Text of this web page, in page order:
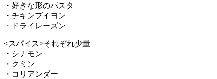
・好きな形のパスタ
・チキンブイヨン
・ドライレーズン
<スパイス>それぞれ少量
・シナモン
・クミン
・コリアンダー